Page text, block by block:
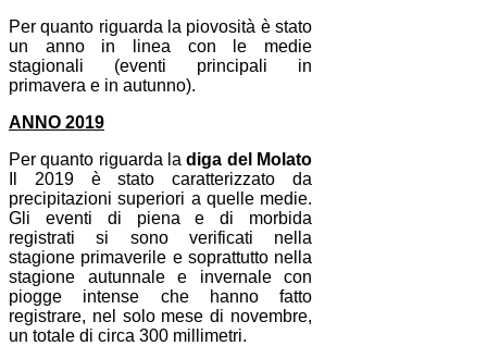
Per quanto riguarda la piovosità è stato
un anno in linea con le medie
stagionali (eventi principali in
primavera e in autunno).
ANNO 2019
Per quanto riguarda ladiga del Molato
Il 2019 è stato caratterizzato da
precipitazioni superiori a quelle medie.
Gli eventi di piena e di morbida
registrati si sono verificati nella
stagione primaverile e soprattutto nella
stagione autunnale e invernale con
piogge intense che hanno fatto
registrare, nel solo mese di novembre,
un totale di circa 300 millimetri.